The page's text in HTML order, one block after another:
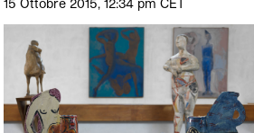
15 Ottobre 2015, 12:34 pm CET